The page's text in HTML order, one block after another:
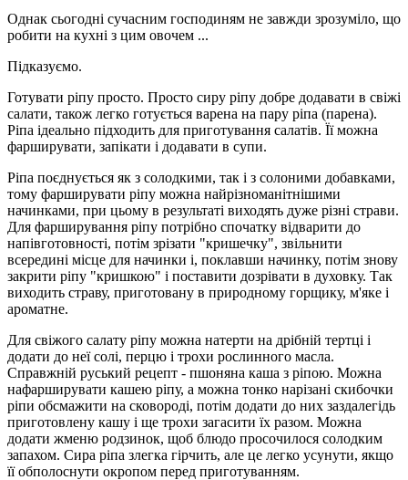
Однак сьогодні сучасним господиням не завжди зрозуміло, що
робити на кухні з цим овочем ...
Підказуємо.
Готувати ріпу просто. Просто сиру ріпу добре додавати в свіжі
салати, також легко готується варена на пару ріпа (парена).
Ріпа ідеально підходить для приготування салатів. Її можна
фарширувати, запікати і додавати в супи.
Ріпа поєднується як з солодкими, так і з солоними добавками,
тому фарширувати ріпу можна найрізноманітнішими
начинками, при цьому в результаті виходять дуже різні страви.
Для фарширування ріпу потрібно спочатку відварити до
напівготовності, потім зрізати "кришечку", звільнити
всередині місце для начинки і, поклавши начинку, потім знову
закрити ріпу "кришкою" і поставити дозрівати в духовку. Так
виходить страву, приготовану в природному горщику, м'яке і
ароматне.
Для свіжого салату ріпу можна натерти на дрібній тертці і
додати до неї солі, перцю і трохи рослинного масла.
Справжній руський рецепт - пшоняна каша з ріпою. Можна
нафарширувати кашею ріпу, а можна тонко нарізані скибочки
ріпи обсмажити на сковороді, потім додати до них заздалегідь
приготовлену кашу і ще трохи загасити їх разом. Можна
додати жменю родзинок, щоб блюдо просочилося солодким
запахом. Сира ріпа злегка гірчить, але це легко усунути, якщо
її обполоснути окропом перед приготуванням.